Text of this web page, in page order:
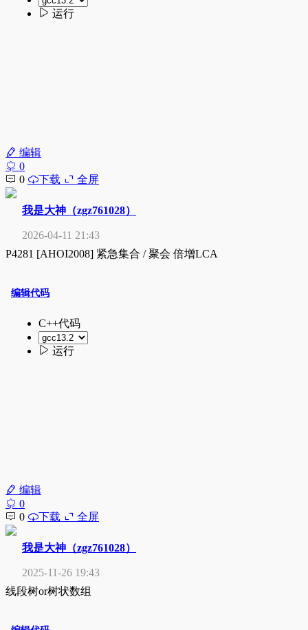
编辑
0
0
下载 全屏
我是大神（zgz761028）
2026-04-11 21:43
P4281 [AHOI2008] 紧急集合 / 聚会 倍增LCA
编辑
0
0
下载 全屏
我是大神（zgz761028）
2025-11-26 19:43
线段树or树状数组